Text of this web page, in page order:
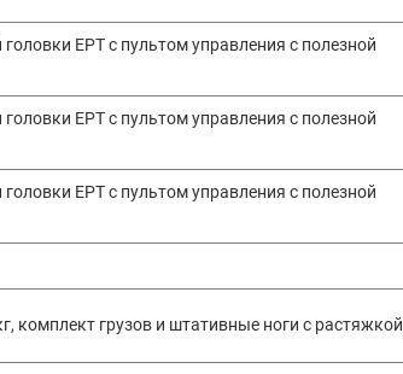
EPT с пультом управления с полезной
EPT с пультом управления с полезной
EPT с пультом управления с полезной
комплект грузов и штативные ноги с растяжкой